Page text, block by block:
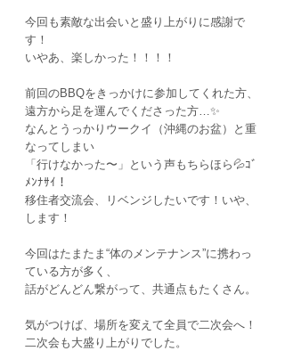
今回も素敵な出会いと盛り上がりに感謝で
す！
いやあ、楽しかった！！！！
前回のBBQをきっかけに参加してくれた方、
遠方から足を運んでくださった方…✨
なんとうっかりウークイ（沖縄のお盆）と重
なってしまい
「行けなかった〜」という声もちらほら💦ｺﾞ
ﾒﾝﾅｻｲ！
移住者交流会、リベンジしたいです！いや、
します！
今回はたまたま“体のメンテナンス”に携わっ
ている方が多く、
話がどんどん繋がって、共通点もたくさん。
気がつけば、場所を変えて全員で二次会へ！
二次会も大盛り上がりでした。